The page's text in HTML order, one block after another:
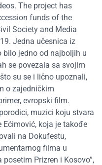
The project has
funds of the
Society and Media
Jedna učesnica iz
bilo jedno od najboljih u
se povezala sa svojim
su se i lično upoznali,
o zajedničkim
evropski film.
muzici koju stvara
Ećimović, koja je takođe
na Dokufestu,
filma u
Prizren i Kosovo”,